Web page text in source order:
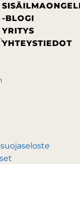
-BLOGI
YRITYS
YHTEYSTIEDOT